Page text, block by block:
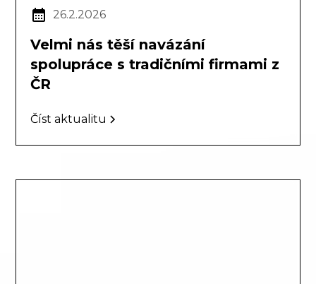
26.2.2026
Velmi nás těší navázání
spolupráce s tradičními firmami z
ČR
Číst aktualitu